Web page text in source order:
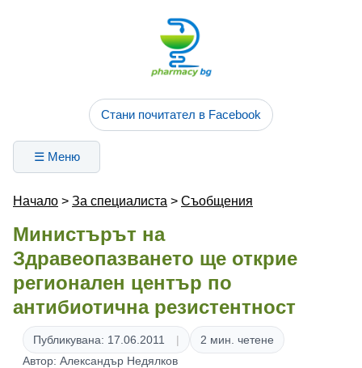
Стани почитател в Facebook
☰ Меню
Начало > За специалиста > Съобщения
Министърът на
Здравеопазването ще открие
регионален център по
антибиотична резистентност
Публикувана: 17.06.2011
2 мин. четене
Автор: Александър Недялков